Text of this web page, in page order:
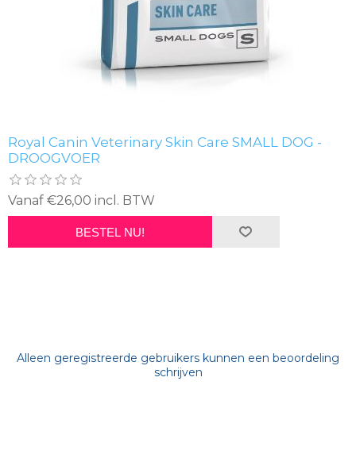
Royal Canin Veterinary Skin Care SMALL DOG -
DROOGVOER
Vanaf €26,00 incl. BTW
BESTEL NU!
Alleen geregistreerde gebruikers kunnen een beoordeling
schrijven